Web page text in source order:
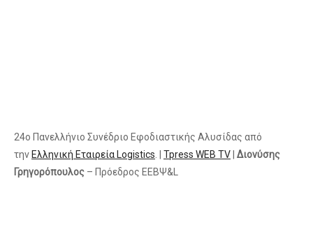
24ο Πανελλήνιο Συνέδριο Εφοδιαστικής Αλυσίδας από
την Ελληνική Εταιρεία Logistics Tpress WEB TV Διονύσης
Γρηγορόπουλος – Πρόεδρος ΕΕΒΨ&L